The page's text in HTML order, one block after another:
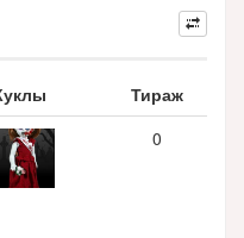
Тираж
0